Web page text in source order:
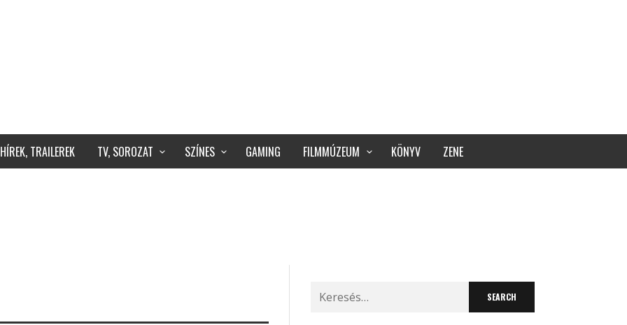
HÍREK, TRAILEREK TV, SOROZAT SZÍNES GAMING FILMMÚZEUM KÖNYV ZENE
Search
for: